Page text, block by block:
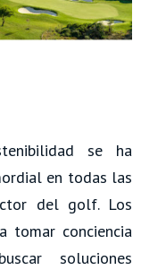
se ha
en todas las
del golf. Los
tomar conciencia
soluciones